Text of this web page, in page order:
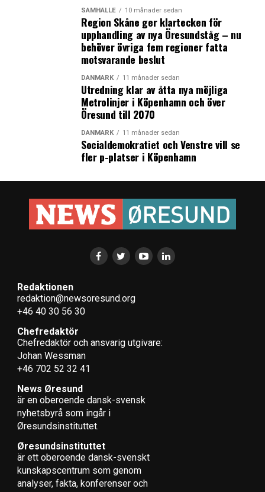
SAMHÄLLE 10 månader sedan
Region Skåne ger klartecken för
upphandling av nya Öresundståg – nu
behöver övriga fem regioner fatta
motsvarande beslut
DANMARK 11 månader sedan
Utredning klar av åtta nya möjliga
Metrolinjer i Köpenhamn och över
Öresund till 2070
DANMARK 11 månader sedan
Socialdemokratiet och Venstre vill se
fler p-platser i Köpenhamn
Redaktionen
redaktion@newsoresund.org
+46 40 30 56 30
Chefredaktör
Chefredaktör och ansvarig utgivare:
Johan Wessman
+46 702 52 32 41
News Øresund
är en oberoende dansk-svensk
nyhets­byrå som ingår i
Øresundsinstituttet.
Øresundsinstituttet
är ett oberoende dansk-svenskt
kunskapscentrum som genom
analyser, fakta, konferenser och